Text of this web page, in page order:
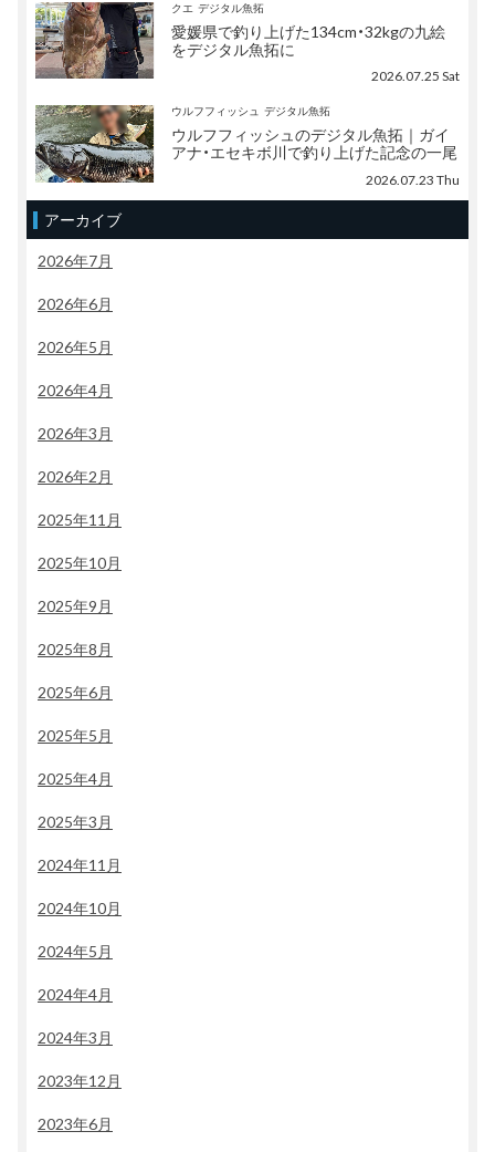
クエ デジタル魚拓
愛媛県で釣り上げた134cm・32kgの九絵
をデジタル魚拓に
2026.07.25 Sat
ウルフフィッシュ デジタル魚拓
ウルフフィッシュのデジタル魚拓｜ガイ
アナ・エセキボ川で釣り上げた記念の一尾
2026.07.23 Thu
アーカイブ
2026年7月
2026年6月
2026年5月
2026年4月
2026年3月
2026年2月
2025年11月
2025年10月
2025年9月
2025年8月
2025年6月
2025年5月
2025年4月
2025年3月
2024年11月
2024年10月
2024年5月
2024年4月
2024年3月
2023年12月
2023年6月